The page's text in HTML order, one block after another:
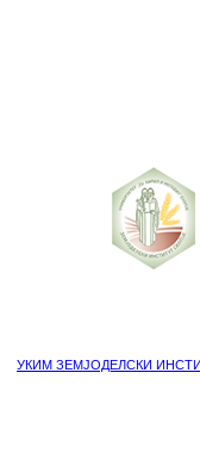
УКИМ ЗЕМЈОДЕЛСКИ